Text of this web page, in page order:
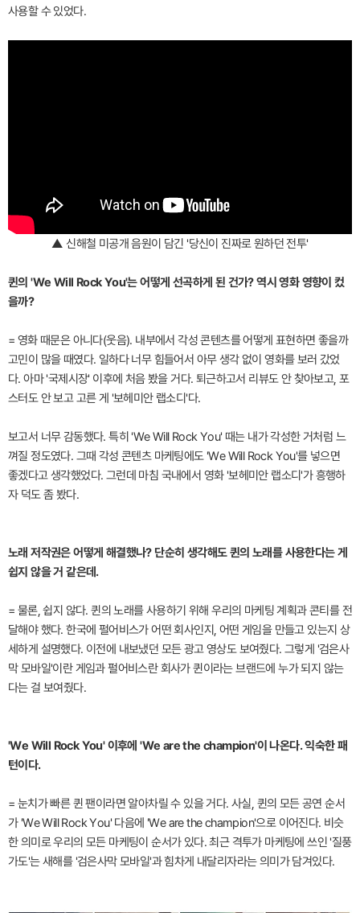
사용할 수 있었다.
▲ 신해철 미공개 음원이 담긴 '당신이 진짜로 원하던 전투'
퀸의 'We Will Rock You'는 어떻게 선곡하게 된 건가? 역시 영화 영향이 컸
을까?
= 영화 때문은 아니다(웃음). 내부에서 각성 콘텐츠를 어떻게 표현하면 좋을까
고민이 많을 때였다. 일하다 너무 힘들어서 아무 생각 없이 영화를 보러 갔었
다. 아마 '국제시장' 이후에 처음 봤을 거다. 퇴근하고서 리뷰도 안 찾아보고, 포
스터도 안 보고 고른 게 '보헤미안 랩소디'다.
보고서 너무 감동했다. 특히 'We Will Rock You' 때는 내가 각성한 거처럼 느
껴질 정도였다. 그때 각성 콘텐츠 마케팅에도 'We Will Rock You'를 넣으면
좋겠다고 생각했었다. 그런데 마침 국내에서 영화 '보헤미안 랩소디'가 흥행하
자 덕도 좀 봤다.
노래 저작권은 어떻게 해결했나? 단순히 생각해도 퀸의 노래를 사용한다는 게
쉽지 않을 거 같은데.
= 물론, 쉽지 않다. 퀸의 노래를 사용하기 위해 우리의 마케팅 계획과 콘티를 전
달해야 했다. 한국에 펄어비스가 어떤 회사인지, 어떤 게임을 만들고 있는지 상
세하게 설명했다. 이전에 내보냈던 모든 광고 영상도 보여줬다. 그렇게 '검은사
막 모바일'이란 게임과 펄어비스란 회사가 퀸이라는 브랜드에 누가 되지 않는
다는 걸 보여줬다.
'We Will Rock You' 이후에 'We are the champion'이 나온다. 익숙한 패
턴이다.
= 눈치가 빠른 퀸 팬이라면 알아차릴 수 있을 거다. 사실, 퀸의 모든 공연 순서
가 'We Will Rock You' 다음에 'We are the champion'으로 이어진다. 비슷
한 의미로 우리의 모든 마케팅이 순서가 있다. 최근 격투가 마케팅에 쓰인 '질풍
가도'는 새해를 '검은사막 모바일'과 힘차게 내달리자라는 의미가 담겨있다.